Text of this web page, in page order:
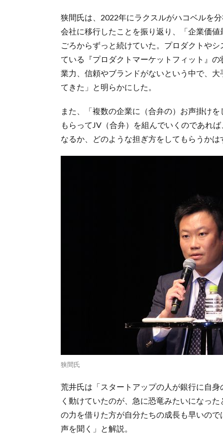
狭間氏は、2022年にラクスルがハコベルを
会社に移行したことを振り返り、「企業価
ごろからずっと続けていた。プロダクトや
ている『プロダクトマーケットフィット』
業力、信頼やブランドがないという中で、
てきた」と明らかにした。
また、「複数の企業に（合弁の）お声掛け
もらってJV（合弁）を組んでいくのであれ
なるか、どのような担ぎ方をしてもらうか
狭間氏
荒井氏は「スタートアップの人が銀行に自
く動けていたのが、急に恐竜みたいになっ
の力を借りた方が自分たちの成長も早いの
声を聞く」と解説。